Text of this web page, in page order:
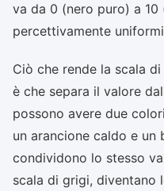
va da 0 (nero puro) a
percettivamente
Ciò che rende la scala
è che separa il valore
possono avere due
un arancione caldo e un
condividono lo stesso
scala di grigi, diventano